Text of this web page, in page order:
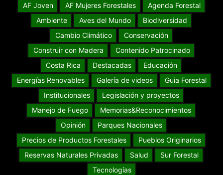
AF Joven AF Mujeres Forestales
Agenda Forestal
Ambiente
Aves del Mundo
Biodiversidad
Cambio Climático
Conservación
Construir con Madera
Contenido Patrocinado
Costa Rica
Destacadas
Educación
Energías Renovables
Galería de videos
Guia Forestal
Institucionales
Legislación y proyectos
Manejo de Fuego
Memorias&Reconocimientos
Opinión
Parques Nacionales
Precios de Productos Forestales
Pueblos Originarios
Reservas Naturales Privadas
Salud
Sur Forestal
Tecnologías